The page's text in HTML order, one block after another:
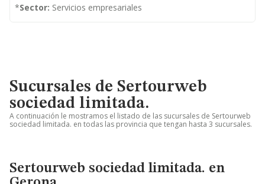
*Sector: Servicios empresariales
Sucursales de Sertourweb
sociedad limitada.
A continuación le mostramos el listado de las sucursales de Sertourweb
sociedad limitada. en todas las provincia que tengan hasta 3 sucursales.
Sertourweb sociedad limitada. en